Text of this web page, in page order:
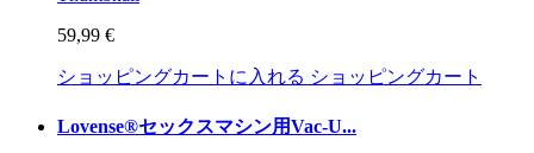
59,99 €
ショッピングカートに入れる ショッピングカート
Lovense®セックスマシン用Vac-U...